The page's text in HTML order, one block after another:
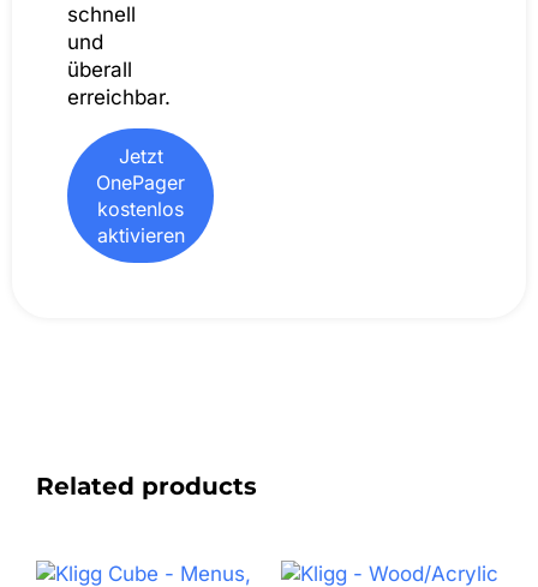
schnell
und
überall
erreichbar.
Jetzt
OnePager
kostenlos
aktivieren
Related products